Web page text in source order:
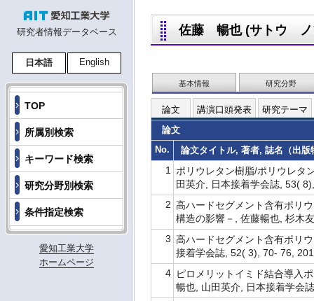
研究者情報データベース
日本語 English
TOP
所属別検索
キーワード検索
研究分野別検索
条件指定検索
愛知工業大学
ホームページ
佐藤 暢也 (サトウ ノ
基本情報 研究分野
論文 講演口頭発表
研究テーマ
論文
No.
論文タイトル, 著者, 誌名（出
1
ポリウレタン樹脂/ポリウレタ
田英介, 日本接着学会誌, 53(
2 高ハードセグメント含有ポリ
構造の影響－, 佐藤暢也, 杉木
3 高ハードセグメント含有ポリ
接着学会誌, 52( 3), 70- 76,
4 ピロメリットイミド結合導入
暢也, 山田英介, 日本接着学会